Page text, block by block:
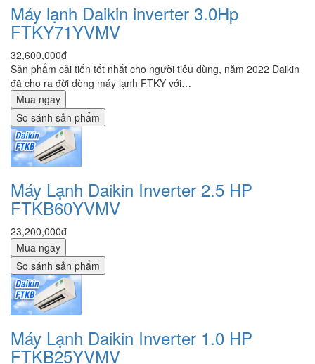
Máy lạnh Daikin inverter 3.0Hp
FTKY71YVMV
32,600,000đ
Sản phẩm cải tiến tốt nhất cho người tiêu dùng, năm 2022 Daikin
đã cho ra đời dòng máy lạnh FTKY với…
Mua ngay
So sánh sản phẩm
Máy Lạnh Daikin Inverter 2.5 HP
FTKB60YVMV
23,200,000đ
Mua ngay
So sánh sản phẩm
Máy Lạnh Daikin Inverter 1.0 HP
FTKB25YVMV